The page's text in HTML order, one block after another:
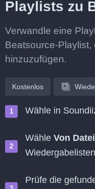
Playlists zu
Verwandle eine
Beatsource-Playlist,
hinzuzufügen.
Kostenlos
Wähle in
Wähle Von Datei
Prüfe die